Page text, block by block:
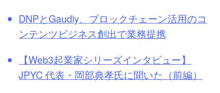
DNPとGaudiy、ブロックチェーン活用のコ
ンテンツビジネス創出で業務提携
【Web3起業家シリーズインタビュー】
JPYC 代表・岡部典孝氏に聞いた（前編）